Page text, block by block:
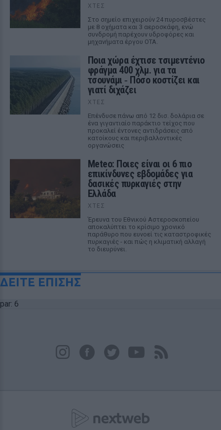
ΧΤΕΣ
Στο σημείο επιχειρούν 24 πυροσβέστες
με 8 οχήματα και 3 αεροσκάφη, ενώ
συνδρομή παρέχουν υδροφόρες και
μηχανήματα έργου ΟΤΑ.
Ποια χώρα έχτισε τσιμεντένιο
φράγμα 400 χλμ. για τα
τσουνάμι ‑ Πόσο κοστίζει και
γιατί διχάζει
ΧΤΕΣ
Επένδυσε πάνω από 12 δισ. δολάρια σε
ένα γιγαντιαίο παράκτιο τείχος που
προκαλεί έντονες αντιδράσεις από
κατοίκους και περιβαλλοντικές
οργανώσεις
Meteo: Ποιες είναι οι 6 πιο
επικίνδυνες εβδομάδες για
δασικές πυρκαγιές στην
Ελλάδα
ΧΤΕΣ
Έρευνα του Εθνικού Αστεροσκοπείου
αποκαλύπτει το κρίσιμο χρονικό
παράθυρο που ευνοεί τις καταστροφικές
πυρκαγιές - και πώς η κλιματική αλλαγή
το διευρύνει.
ΔΕΙΤΕ ΕΠΙΣΗΣ
par: 6